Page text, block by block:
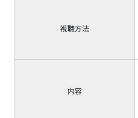
視聴方法
内容​